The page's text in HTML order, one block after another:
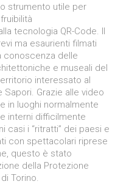
strumento utile per
tecnologia QR-Code. Il
ma esaurienti filmati
conoscenza delle
e museali del
interessato al
Grazie alle video
in luoghi normalmente
interni difficilmente
casi i “ritratti” dei paesi e
con spettacolari riprese
questo è stato
della Protezione
Torino.